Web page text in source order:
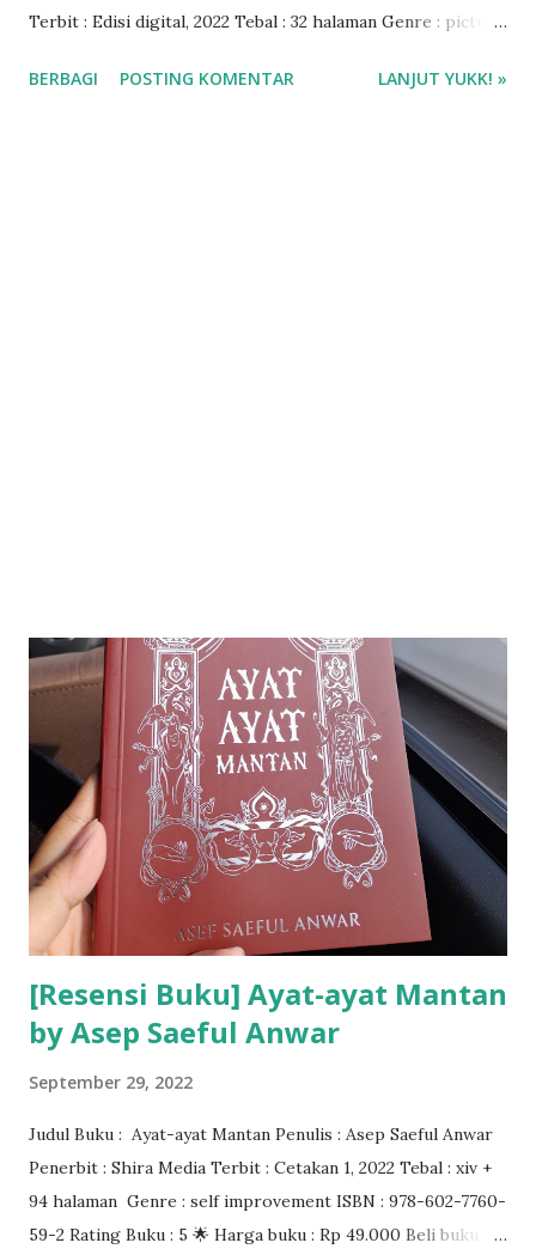
Terbit : Edisi digital, 2022 Tebal : 32 halaman Genre : picture
ebook di aplikasi Gramedia Digital ❤❤❤
BERBAGI POSTING KOMENTAR LANJUT YUKK! »
[Resensi Buku] Ayat-ayat Mantan
by Asep Saeful Anwar
September 29, 2022
Judul Buku : Ayat-ayat Mantan Penulis : Asep Saeful Anwar
Penerbit : Shira Media Terbit : Cetakan 1, 2022 Tebal : xiv +
94 halaman Genre : self improvement ISBN : 978-602-7760-
59-2 Rating Buku : 5 🌟 Harga buku : Rp 49.000 Beli buku